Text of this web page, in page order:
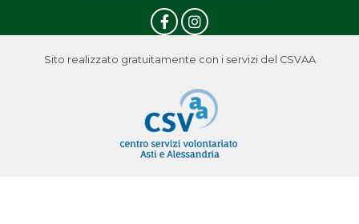
Sito realizzato gratuitamente con i servizi del CSVAA